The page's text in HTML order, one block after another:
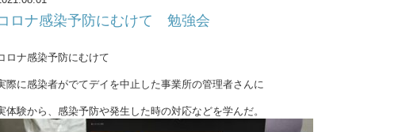
ロナ感染予防にむけて 勉強会
ロナ感染予防にむけて
際に感染者がでてデイを中止した事業所の管理者さんに
体験から、感染予防や発生した時の対応などを学んだ。